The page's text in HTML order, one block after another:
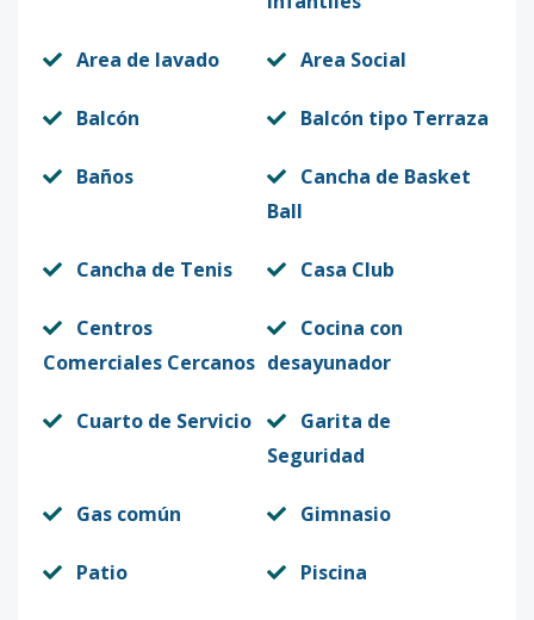
Area de lavado Area Social
Balcón Balcón tipo Terraza
Baños
Cancha de Basket
Ball
Cancha de Tenis Casa Club
Centros
Comerciales Cercanos
Cocina con
desayunador
Cuarto de Servicio
Garita de
Seguridad
Gas común Gimnasio
Patio Piscina